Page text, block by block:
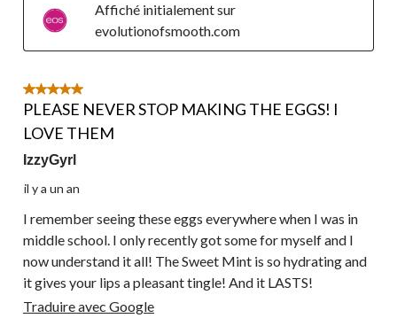
Affiché initialement sur
evolutionofsmooth.com
5 étoile(s) sur 5.
PLEASE NEVER STOP MAKING THE EGGS! I
LOVE THEM
IzzyGyrl
il y a un an
I remember seeing these eggs everywhere when I was in
middle school. I only recently got some for myself and I
now understand it all! The Sweet Mint is so hydrating and
it gives your lips a pleasant tingle! And it LASTS!
Traduire avec Google